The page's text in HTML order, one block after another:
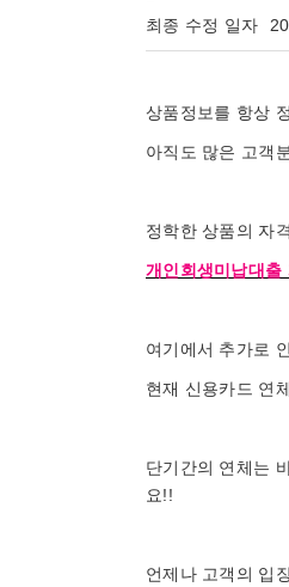
최종 수정 일자
상품정보를 항상
아직도 많은 고객
정학한 상품의 자
개인회생미납대출
여기에서 추가로
현재 신용카드 연
단기간의 연체는
요!!
언제나 고객의 입